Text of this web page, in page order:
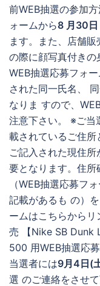
前WEB抽選の参加
ォームから8 月30日
ます。また、店舗
の際に顔写真付きの
WEB抽選応募フォ
された同一氏名、
なりま すので、
注意下さい。 ※ご当
載されているご住所
ご記入された現住
要となります。住
（WEB抽選応募フ
記載があるも の）
ームはこちらから
売 【Nike SB Dunk
500 用WEB抽選応
当選者には9月4日(
選 のご連絡をさせ